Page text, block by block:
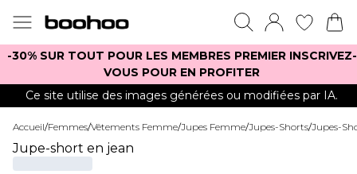
-30% SUR TOUT POUR LES MEMBRES PREMIER INSCRIVEZ-
VOUS POUR EN PROFITER
Ce site utilise des images générées ou modifiées par IA.
Accueil/Femmes/Vêtements Femme/Jupes Femme/Jupes-Shorts/Jupes-
Jupe-short en jean